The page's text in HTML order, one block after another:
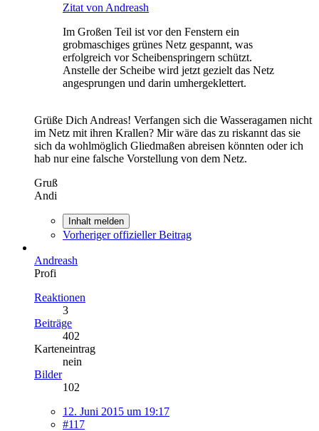
Zitat von Andreash
Im Großen Teil ist vor den Fenstern ein
grobmaschiges grünes Netz gespannt, was
erfolgreich vor Scheibenspringern schützt.
Anstelle der Scheibe wird jetzt gezielt das Netz
angesprungen und darin umhergeklettert.
Grüße Dich Andreas! Verfangen sich die Wasseragamen nicht
im Netz mit ihren Krallen? Mir wäre das zu riskannt das sie
sich da wohlmöglich Gliedmaßen abreisen könnten oder ich
hab nur eine falsche Vorstellung von dem Netz.
Gruß
Andi
Inhalt melden
Vorheriger offizieller Beitrag
Andreash
Profi
Reaktionen
3
Beiträge
402
Karteneintrag
nein
Bilder
102
12. Juni 2015 um 19:17
#117